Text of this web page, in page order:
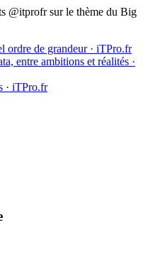
@itprofr sur le thème du Big
ordre de grandeur · iTPro.fr
entre ambitions et réalités ·
· iTPro.fr